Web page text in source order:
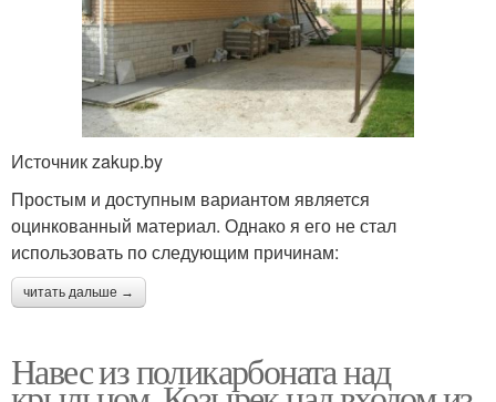
Источник zakup.by
Простым и доступным вариантом является
оцинкованный материал. Однако я его не стал
использовать по следующим причинам:
читать дальше →
Навес из поликарбоната над